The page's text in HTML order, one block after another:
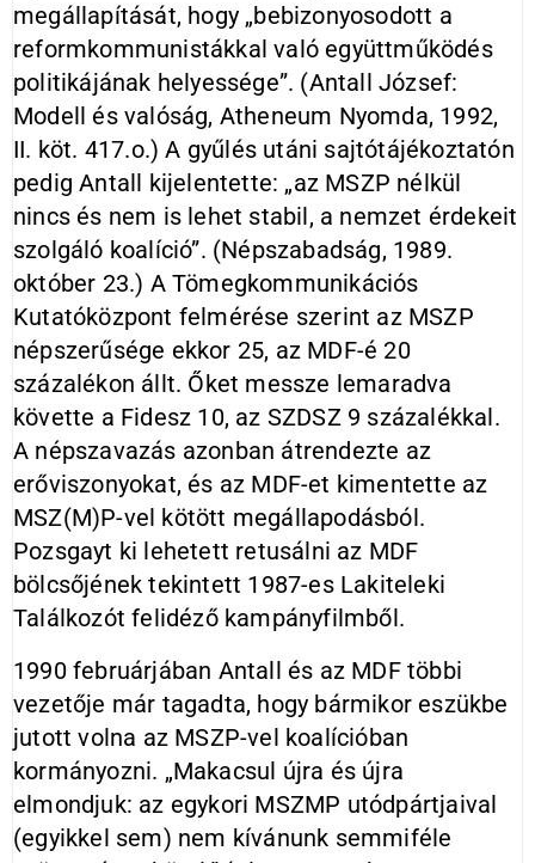
megállapítását, hogy „bebizonyosodott a
reformkommunistákkal való együttműködés
politikájának helyessége”. (Antall József:
Modell és valóság, Atheneum Nyomda, 1992,
II. köt. 417.o.) A gyűlés utáni sajtótájékoztatón
pedig Antall kijelentette: „az MSZP nélkül
nincs és nem is lehet stabil, a nemzet érdekeit
szolgáló koalíció”. (Népszabadság, 1989.
október 23.) A Tömegkommunikációs
Kutatóközpont felmérése szerint az MSZP
népszerűsége ekkor 25, az MDF-é 20
százalékon állt. Őket messze lemaradva
követte a Fidesz 10, az SZDSZ 9 százalékkal.
A népszavazás azonban átrendezte az
erőviszonyokat, és az MDF-et kimentette az
MSZ(M)P-vel kötött megállapodásból.
Pozsgayt ki lehetett retusálni az MDF
bölcsőjének tekintett 1987-es Lakiteleki
Találkozót felidéző kampányfilmből.
1990 februárjában Antall és az MDF többi
vezetője már tagadta, hogy bármikor eszükbe
jutott volna az MSZP-vel koalícióban
kormányozni. „Makacsul újra és újra
elmondjuk: az egykori MSZMP utódpártjaival
(egyikkel sem) nem kívánunk semmiféle